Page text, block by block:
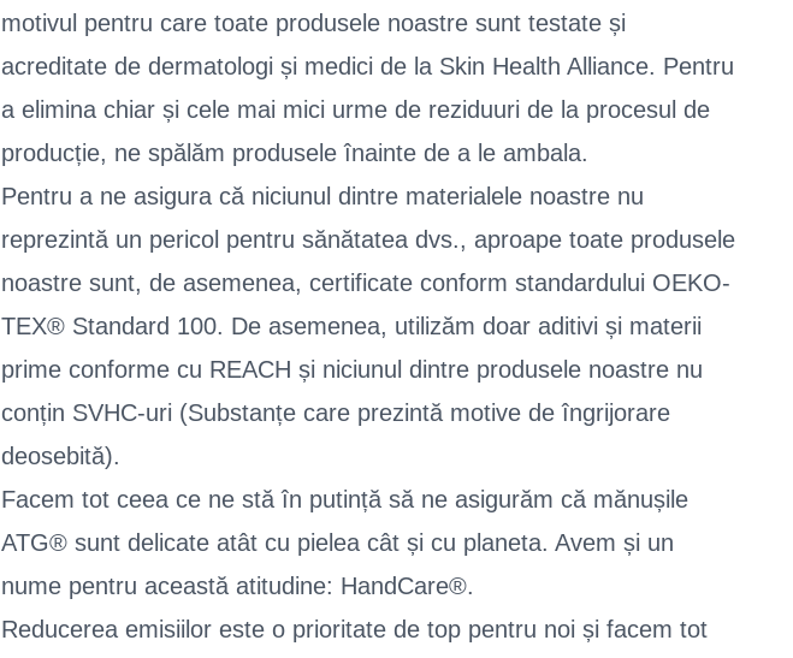
motivul pentru care toate produsele noastre sunt testate și
acreditate de dermatologi și medici de la Skin Health Alliance. Pentru
a elimina chiar și cele mai mici urme de reziduuri de la procesul de
producție, ne spălăm produsele înainte de a le ambala.
Pentru a ne asigura că niciunul dintre materialele noastre nu
reprezintă un pericol pentru sănătatea dvs., aproape toate produsele
noastre sunt, de asemenea, certificate conform standardului OEKO-
TEX® Standard 100. De asemenea, utilizăm doar aditivi și materii
prime conforme cu REACH și niciunul dintre produsele noastre nu
conțin SVHC-uri (Substanțe care prezintă motive de îngrijorare
deosebită).
Facem tot ceea ce ne stă în putință să ne asigurăm că mănușile
ATG® sunt delicate atât cu pielea cât și cu planeta. Avem și un
nume pentru această atitudine: HandCare®.
Reducerea emisiilor este o prioritate de top pentru noi și facem tot